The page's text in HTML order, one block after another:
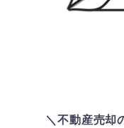
＼不動産売却